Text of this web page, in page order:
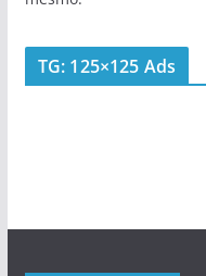
TG: 125×125 Ads